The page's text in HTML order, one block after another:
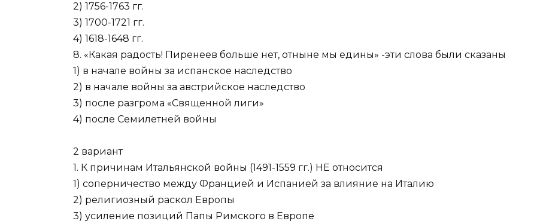
2) 1756-1763 гг.
3) 1700-1721 гг.
4) 1618-1648 гг.
8. «Какая радость! Пиренеев больше нет, отныне мы едины» -эти слова были сказаны
1) в начале войны за испанское наследство
2) в начале войны за австрийское наследство
3) после разгрома «Священной лиги»
4) после Семилетней войны
2 вариант
1. К причинам Итальянской войны (1491-1559 гг.) НЕ относится
1) соперничество между Францией и Испанией за влияние на Италию
2) религиозный раскол Европы
3) усиление позиций Папы Римского в Европе